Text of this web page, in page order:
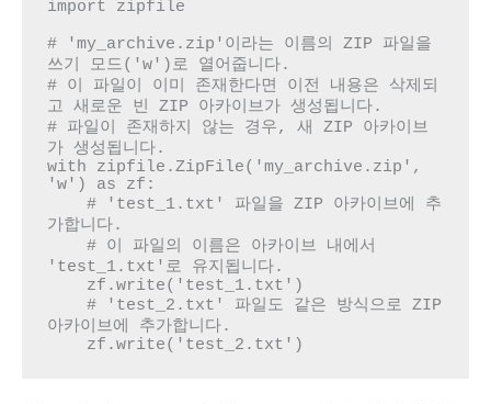
import zipfile
# 'my_archive.zip'이라는 이름의 ZIP 파일을
쓰기 모드('w')로 열어줍니다.
# 이 파일이 이미 존재한다면 이전 내용은 삭제되
고 새로운 빈 ZIP 아카이브가 생성됩니다.
# 파일이 존재하지 않는 경우, 새 ZIP 아카이브
가 생성됩니다.
with zipfile.ZipFile('my_archive.zip',
'w') as zf:
    # 'test_1.txt' 파일을 ZIP 아카이브에 추
가합니다.
    # 이 파일의 이름은 아카이브 내에서
'test_1.txt'로 유지됩니다.
    # 'test_2.txt' 파일도 같은 방식으로 ZIP
아카이브에 추가합니다.
    zf.write('test_2.txt')